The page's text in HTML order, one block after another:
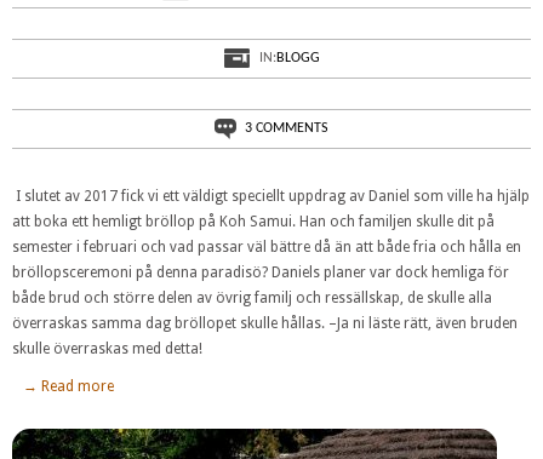
IN:BLOGG
3 COMMENTS
I slutet av 2017 fick vi ett väldigt speciellt uppdrag av Daniel som ville ha hjälp
att boka ett hemligt bröllop på Koh Samui. Han och familjen skulle dit på
semester i februari och vad passar väl bättre då än att både fria och hålla en
bröllopsceremoni på denna paradisö? Daniels planer var dock hemliga för
både brud och större delen av övrig familj och ressällskap, de skulle alla
överraskas samma dag bröllopet skulle hållas. –Ja ni läste rätt, även bruden
skulle överraskas med detta!
→ Read more